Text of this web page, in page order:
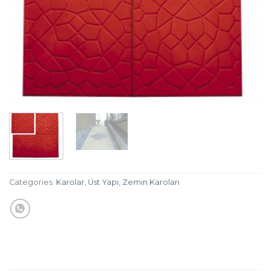
Categories: Karolar Üst Yapı Zemin Karoları